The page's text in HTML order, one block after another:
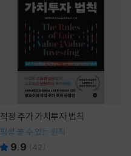
적정 주가 가치투자 법칙
평생 쓸 수 있는 원칙
9.9 (42)